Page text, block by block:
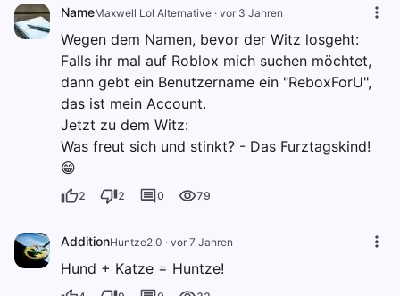
NameMaxwell Lol Alternative · vor 3 Jahren
Wegen dem Namen, bevor der Witz losgeht:
Falls ihr mal auf Roblox mich suchen möchtet,
dann gebt ein Benutzername ein "ReboxForU",
das ist mein Account.
Jetzt zu dem Witz:
Was freut sich und stinkt? - Das Furztagskind!
😁
2 2 0 79
AdditionHuntze2.0 · vor 7 Jahren
Hund + Katze = Huntze!